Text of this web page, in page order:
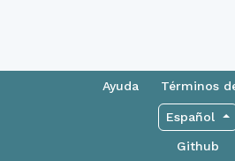
Ayuda Términos
Español
Github